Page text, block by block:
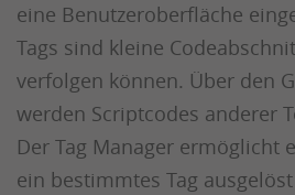
eine Benutzeroberfläche
Tags sind kleine
verfolgen können. Über den
werden Scriptcodes anderer
Der Tag Manager ermöglicht
ein bestimmtes Tag